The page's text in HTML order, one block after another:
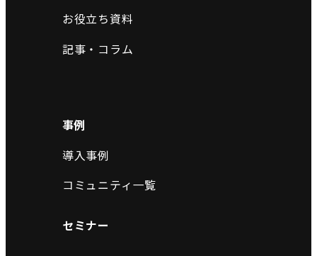
お役立ち資料
記事・コラム
事例
導入事例
コミュニティ一覧
セミナー